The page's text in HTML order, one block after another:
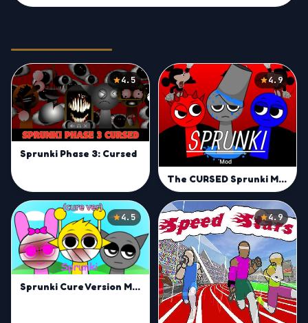
4.5
Sprunki Phase 3: Cursed
4.9
The CURSED Sprunki Mod
4.5
Sprunki Cure Version Mod
4.9